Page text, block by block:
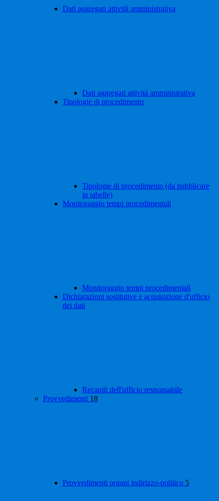
Dati aggregati attività amministrativa
Dati aggregati attività amministrativa
Tipologie di procedimento
Tipologie di procedimento (da pubblicare
in tabelle)
Monitoraggio tempi procedimentali
Monitoraggio tempi procedimentali
Dichiarazioni sostitutive e acquisizione d'ufficio
dei dati
Recapiti dell'ufficio responsabile
Provvedimenti 18
Provvedimenti organi indirizzo-politico 5